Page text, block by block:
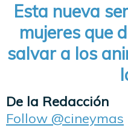
Esta nueva
mujeres que
salvar a los
De la Redacción
Follow @cineymas